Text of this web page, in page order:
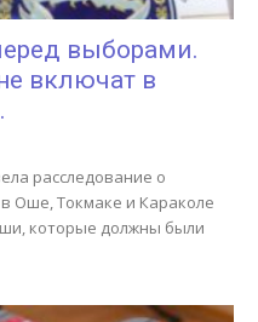
выборами.
включат в
расследование о
Оше, Токмаке и Караколе
которые должны были